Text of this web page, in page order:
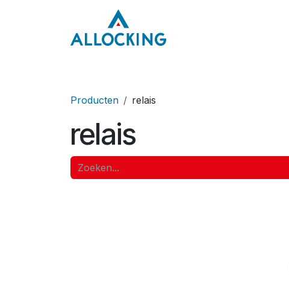
Producten relais
relais